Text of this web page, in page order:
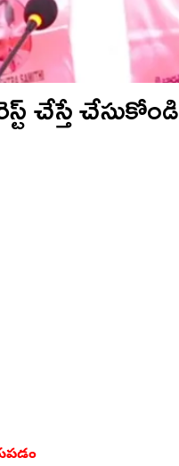
చేస్తే చేసుకోండి